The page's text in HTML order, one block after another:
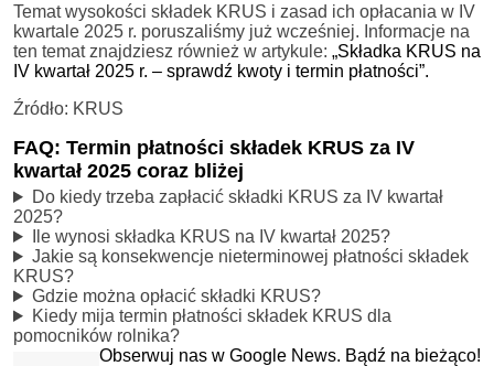
Temat wysokości składek KRUS i zasad ich opłacania w IV
kwartale 2025 r. poruszaliśmy już wcześniej. Informacje na
ten temat znajdziesz również w artykule: „Składka KRUS na
IV kwartał 2025 r. – sprawdź kwoty i termin płatności”.
Źródło: KRUS
FAQ: Termin płatności składek KRUS za IV
kwartał 2025 coraz bliżej
Do kiedy trzeba zapłacić składki KRUS za IV kwartał
2025?
Ile wynosi składka KRUS na IV kwartał 2025?
Jakie są konsekwencje nieterminowej płatności składek
KRUS?
Gdzie można opłacić składki KRUS?
Kiedy mija termin płatności składek KRUS dla
pomocników rolnika?
Obserwuj nas w Google News. Bądź na bieżąco!